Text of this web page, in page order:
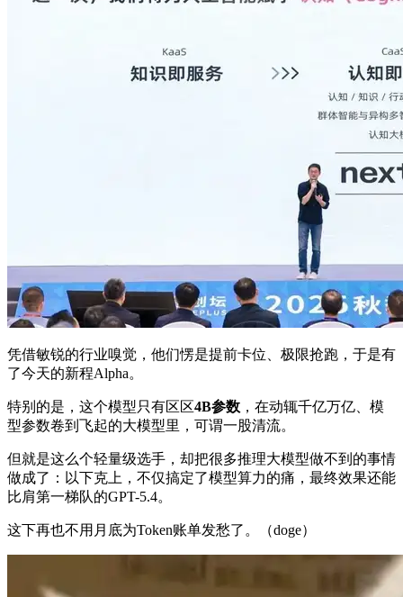
凭借敏锐的行业嗅觉，他们愣是提前卡位、极限抢跑，于是有
了今天的新程Alpha。
特别的是，这个模型只有区区4B参数 ，在动辄千亿万亿、模
型参数卷到飞起的大模型里，可谓一股清流。
但就是这么个轻量级选手，却把很多推理大模型做不到的事情
做成了：以下克上，不仅搞定了模型算力的痛，最终效果还能
比肩第一梯队的GPT-5.4。
这下再也不用月底为Token账单发愁了。（doge）